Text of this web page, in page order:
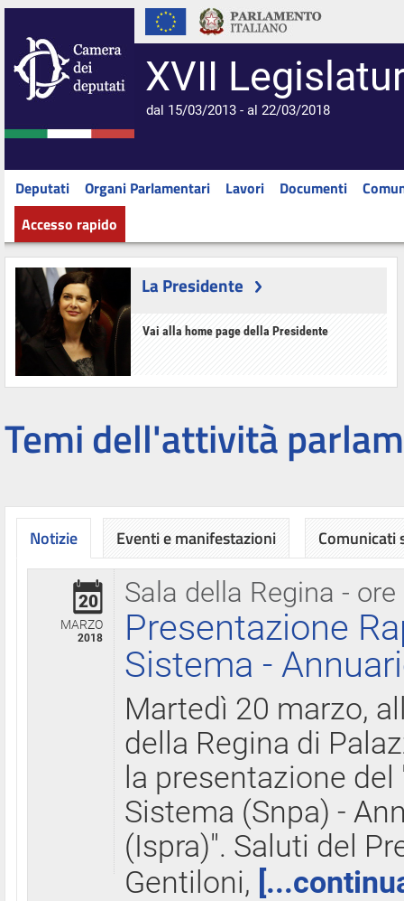
XVII
dal 15/03/2013 - al 22/03/2018
Deputati Organi Parlamentari Lavori Documenti
Accesso rapido
La Presidente
Vai alla home page della Presidente
Temi dell'attività
Notizie
Sala della Regina - ore
20
MARZO
2018
Presentazione
Sistema -
Martedì 20 marzo,
della Regina di
la presentazione
Sistema (Snpa) -
(Ispra)". Saluti del
Gentiloni,
Eventi e manifestazioni Comunicati